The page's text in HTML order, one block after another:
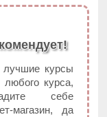
курсы
любого курса,
себе
магазин, да